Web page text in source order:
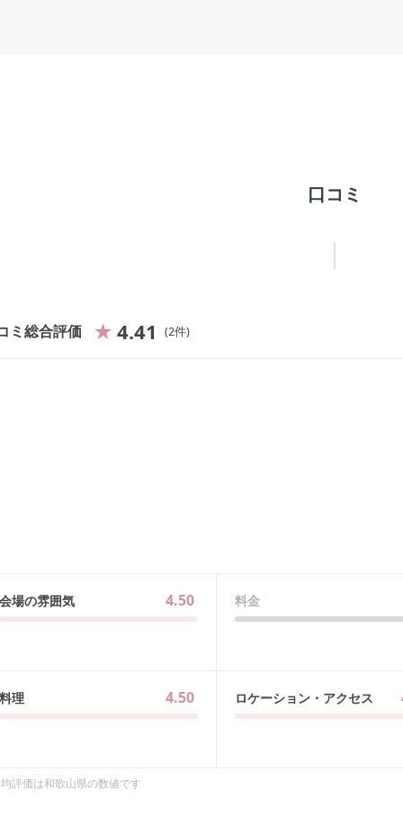
口コミ
ミ総合評価 4.41 2件
会場の雰囲気 4.50 料金
料理 4.50 ロケーション・アクセス
評価は和歌山県の数値です